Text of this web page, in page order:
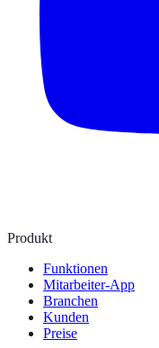
Produkt
Funktionen
Mitarbeiter-App
Branchen
Kunden
Preise